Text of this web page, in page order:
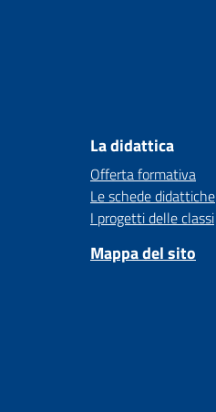
La didattica
Offerta formativa
Le schede didattiche
I progetti delle classi
Mappa del sito